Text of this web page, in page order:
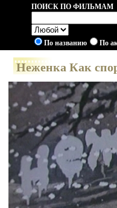
ПОИСК ПО ФИЛЬМАМ
По названию По
Неженка Как